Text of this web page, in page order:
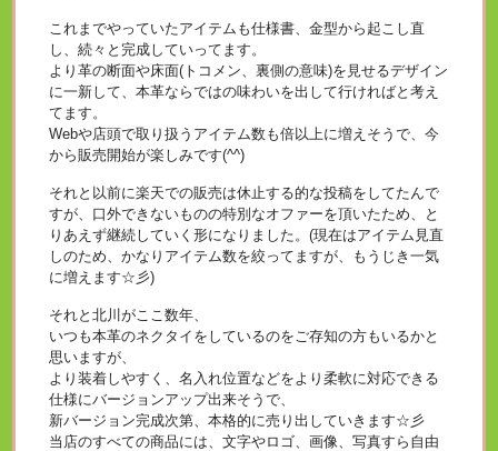
これまでやっていたアイテムも仕様書、金型から起こし直
し、続々と完成していってます。
より革の断面や床面(トコメン、裏側の意味)を見せるデザイン
に一新して、本革ならではの味わいを出して行ければと考え
てます。
Webや店頭で取り扱うアイテム数も倍以上に増えそうで、今
から販売開始が楽しみです(^^)
それと以前に楽天での販売は休止する的な投稿をしてたんで
すが、口外できないものの特別なオファーを頂いたため、と
りあえず継続していく形になりました。(現在はアイテム見直
しのため、かなりアイテム数を絞ってますが、もうじき一気
に増えます☆彡)
それと北川がここ数年、
いつも本革のネクタイをしているのをご存知の方もいるかと
思いますが、
より装着しやすく、名入れ位置などをより柔軟に対応できる
仕様にバージョンアップ出来そうで、
新バージョン完成次第、本格的に売り出していきます☆彡
当店のすべての商品には、文字やロゴ、画像、写真すら自由